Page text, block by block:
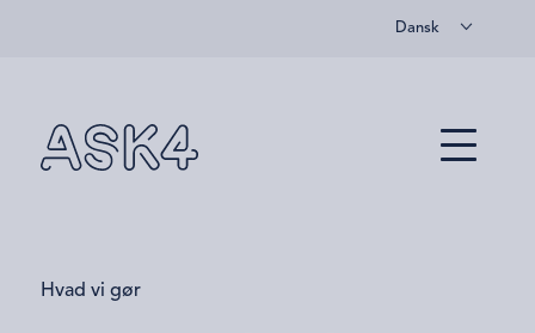
Dansk
Menu
Hvad vi gør